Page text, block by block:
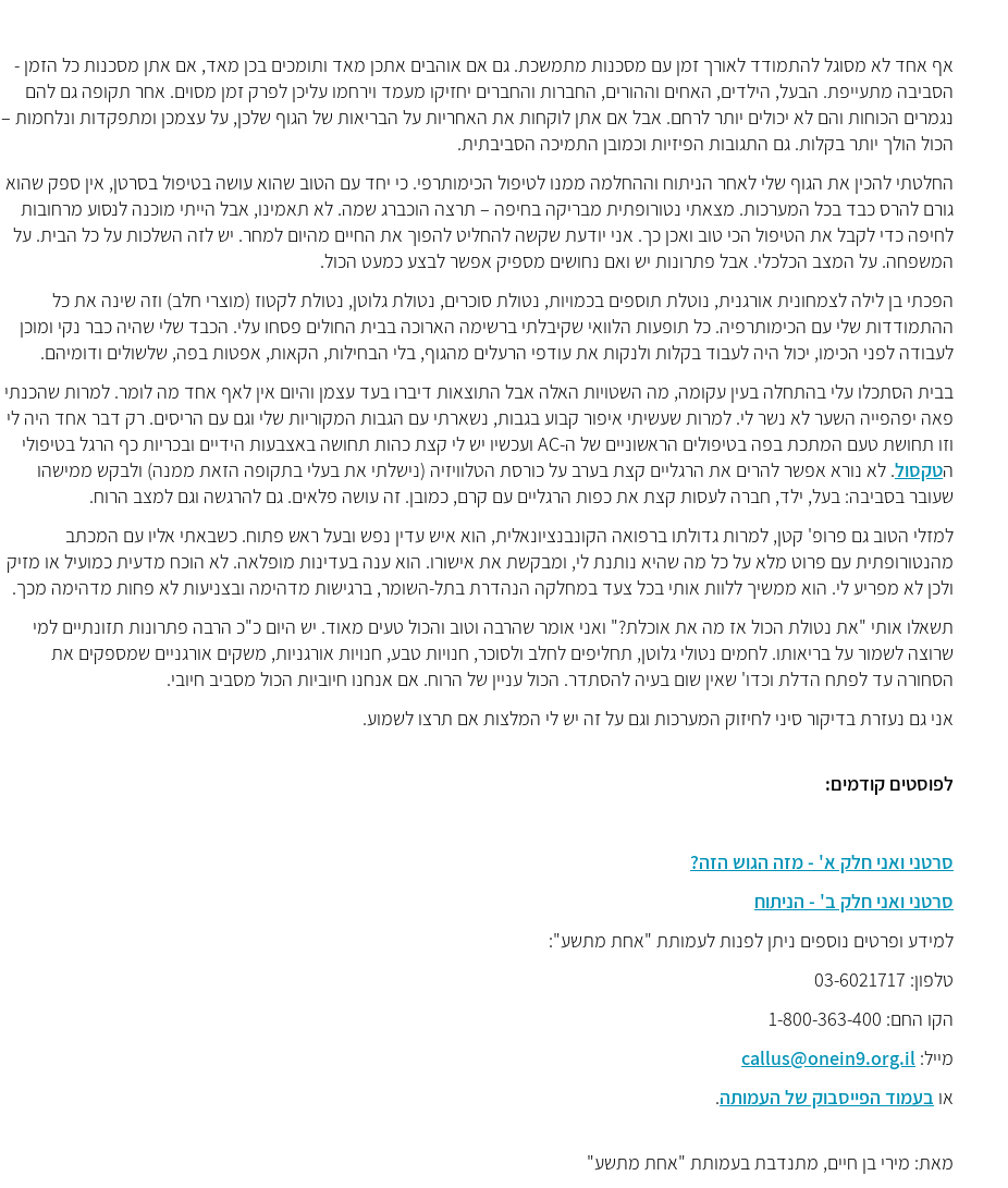
אף אחד לא מסוגל להתמודד לאורך זמן עם מסכנות מתמשכת. גם אם אוהבים אתכן מאד ותומכים בכן מאד, אם אתן מסכנות כל הזמן -
הסביבה מתעייפת. הבעל, הילדים, האחים וההורים, החברות והחברים יחזיקו מעמד וירחמו עליכן לפרק זמן מסוים. אחר תקופה גם להם
נגמרים הכוחות והם לא יכולים יותר לרחם. אבל אם אתן לוקחות את האחריות על הבריאות של הגוף שלכן, על עצמכן ומתפקדות ונלחמות –
הכול הולך יותר בקלות. גם התגובות הפיזיות וכמובן התמיכה הסביבתית.
החלטתי להכין את הגוף שלי לאחר הניתוח וההחלמה ממנו לטיפול הכימותרפי. כי יחד עם הטוב שהוא עושה בטיפול בסרטן, אין ספק שהוא
גורם להרס כבד בכל המערכות. מצאתי נטורופתית מבריקה בחיפה – תרצה הוכברג שמה. לא תאמינו, אבל הייתי מוכנה לנסוע מרחובות
לחיפה כדי לקבל את הטיפול הכי טוב ואכן כך. אני יודעת שקשה להחליט להפוך את החיים מהיום למחר. יש לזה השלכות על כל הבית. על
המשפחה. על המצב הכלכלי. אבל פתרונות יש ואם נחושים מספיק אפשר לבצע כמעט הכול.
הפכתי בן לילה לצמחונית אורגנית, נוטלת תוספים בכמויות, נטולת סוכרים, נטולת גלוטן, נטולת לקטוז (מוצרי חלב) וזה שינה את כל
ההתמודדות שלי עם הכימותרפיה. כל תופעות הלוואי שקיבלתי ברשימה הארוכה בבית החולים פסחו עלי. הכבד שלי שהיה כבר נקי ומוכן
לעבודה לפני הכימו, יכול היה לעבוד בקלות ולנקות את עודפי הרעלים מהגוף, בלי הבחילות, הקאות, אפטות בפה, שלשולים ודומיהם.
בבית הסתכלו עלי בהתחלה בעין עקומה, מה השטויות האלה אבל התוצאות דיברו בעד עצמן והיום אין לאף אחד מה לומר. למרות שהכנתי
פאה יפהפייה השער לא נשר לי. למרות שעשיתי איפור קבוע בגבות, נשארתי עם הגבות המקוריות שלי וגם עם הריסים. רק דבר אחד היה לי
וזו תחושת טעם המתכת בפה בטיפולים הראשוניים של ה-AC ועכשיו יש לי קצת כהות תחושה באצבעות הידיים ובכריות כף הרגל בטיפולי
הטקסול. לא נורא אפשר להרים את הרגליים קצת בערב על כורסת הטלוויזיה (נישלתי את בעלי בתקופה הזאת ממנה) ולבקש ממישהו
שעובר בסביבה: בעל, ילד, חברה לעסות קצת את כפות הרגליים עם קרם, כמובן. זה עושה פלאים. גם להרגשה וגם למצב הרוח.
למזלי הטוב גם פרופ' קטן, למרות גדולתו ברפואה הקונבנציונאלית, הוא איש עדין נפש ובעל ראש פתוח. כשבאתי אליו עם המכתב
מהנטורופתית עם פרוט מלא על כל מה שהיא נותנת לי, ומבקשת את אישורו. הוא ענה בעדינות מופלאה. לא הוכח מדעית כמועיל או מזיק
ולכן לא מפריע לי. הוא ממשיך ללוות אותי בכל צעד במחלקה הנהדרת בתל-השומר, ברגישות מדהימה ובצניעות לא פחות מדהימה מכך.
תשאלו אותי "את נטולת הכול אז מה את אוכלת?" ואני אומר שהרבה וטוב והכול טעים מאוד. יש היום כ"כ הרבה פתרונות תזונתיים למי
שרוצה לשמור על בריאותו. לחמים נטולי גלוטן, תחליפים לחלב ולסוכר, חנויות טבע, חנויות אורגניות, משקים אורגניים שמספקים את
הסחורה עד לפתח הדלת וכדו' שאין שום בעיה להסתדר. הכול עניין של הרוח. אם אנחנו חיוביות הכול מסביב חיובי.
אני גם נעזרת בדיקור סיני לחיזוק המערכות וגם על זה יש לי המלצות אם תרצו לשמוע.
לפוסטים קודמים:
סרטני ואני חלק א' - מזה הגוש הזה?
סרטני ואני חלק ב' - הניתוח
למידע ופרטים נוספים ניתן לפנות לעמותת "אחת מתשע":
טלפון: 03-6021717
הקו החם: 1-800-363-400
מייל: callus@onein9.org.il
או בעמוד הפייסבוק של העמותה.
מאת: מירי בן חיים, מתנדבת בעמותת "אחת מתשע"